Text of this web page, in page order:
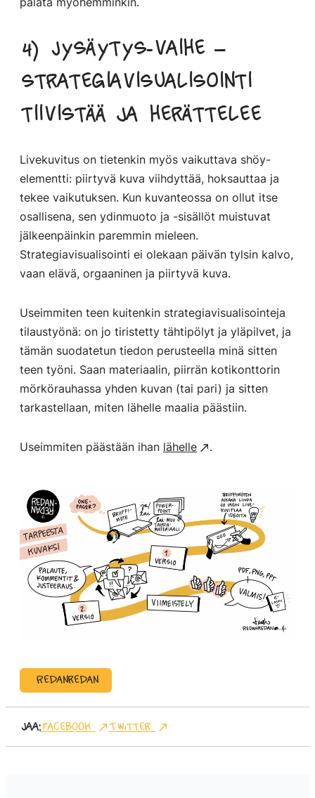
4) Jysäytys-vaihe –
strategiavisualisointi
tiivistää ja herättelee
Livekuvitus on tietenkin myös vaikuttava shöy-
elementti: piirtyvä kuva viihdyttää, hoksauttaa ja
tekee vaikutuksen. Kun kuvanteossa on ollut itse
osallisena, sen ydinmuoto ja -sisällöt muistuvat
jälkeenpäinkin paremmin mieleen.
Strategiavisualisointi ei olekaan päivän tylsin kalvo,
vaan elävä, orgaaninen ja piirtyvä kuva.
Useimmiten teen kuitenkin strategiavisualisointeja
tilaustyönä: on jo tiristetty tähtipölyt ja yläpilvet, ja
tämän suodatetun tiedon perusteella minä sitten
teen työni. Saan materiaalin, piirrän kotikonttorin
mörkörauhassa yhden kuvan (tai pari) ja sitten
tarkastellaan, miten lähelle maalia päästiin.
Useimmiten päästään ihan lähelle .
Redanredan
Jaa:Facebook Twitter